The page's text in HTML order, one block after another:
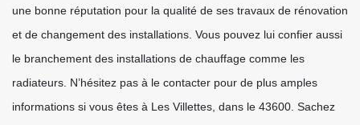
une bonne réputation pour la qualité de ses travaux de rénovation
et de changement des installations. Vous pouvez lui confier aussi
le branchement des installations de chauffage comme les
radiateurs. N’hésitez pas à le contacter pour de plus amples
informations si vous êtes à Les Villettes, dans le 43600. Sachez